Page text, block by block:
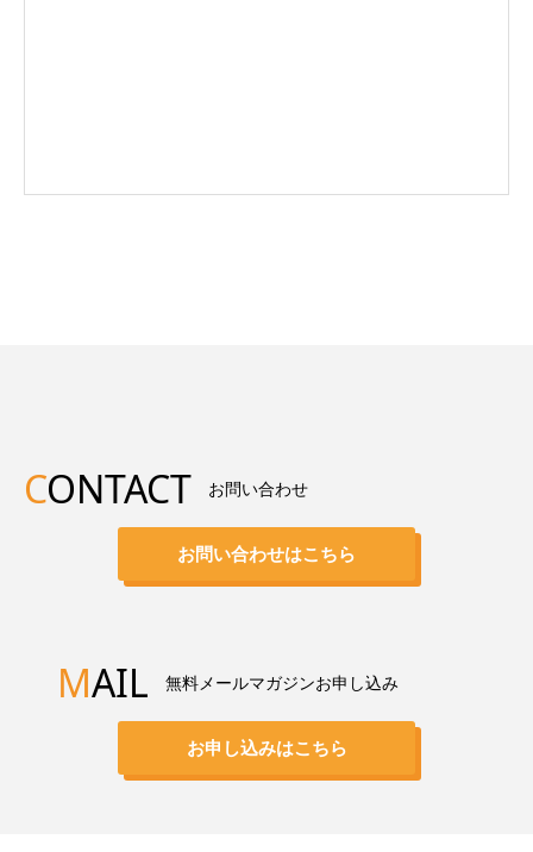
CONTACT お問い合わせ
お問い合わせはこちら
MAIL 無料メールマガジンお申し込み
お申し込みはこちら